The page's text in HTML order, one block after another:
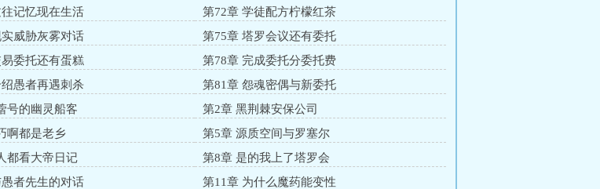
记忆现在生活
第72章 学徒配方柠檬红茶
威胁灰雾对话
第75章 塔罗会议还有委托
委托还有蛋糕
第78章 完成委托分委托费
愚者再遇刺杀
第81章 怨魂密偶与新委托
号的幽灵船客
第2章 黑荆棘安保公司
啊都是老乡
第5章 源质空间与罗塞尔
都看大帝日记
第8章 是的我上了塔罗会
者先生的对话
第11章 为什么魔药能变性